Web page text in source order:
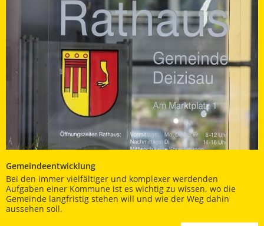
Gemeindeentwicklung
Bei den immer vielfältiger und komplexer werdenden
Aufgaben einer Kommune ist es wichtig zu wissen, wo die
Gemeinde langfristig stehen will und wie der Weg dahin
aussehen soll.